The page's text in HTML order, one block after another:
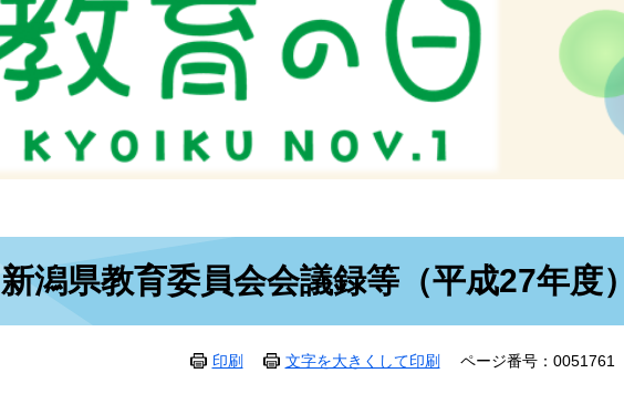
新潟県教育委員会会議録等（平成27年度）
印刷 文字を大きくして印刷 ページ番号：0051761